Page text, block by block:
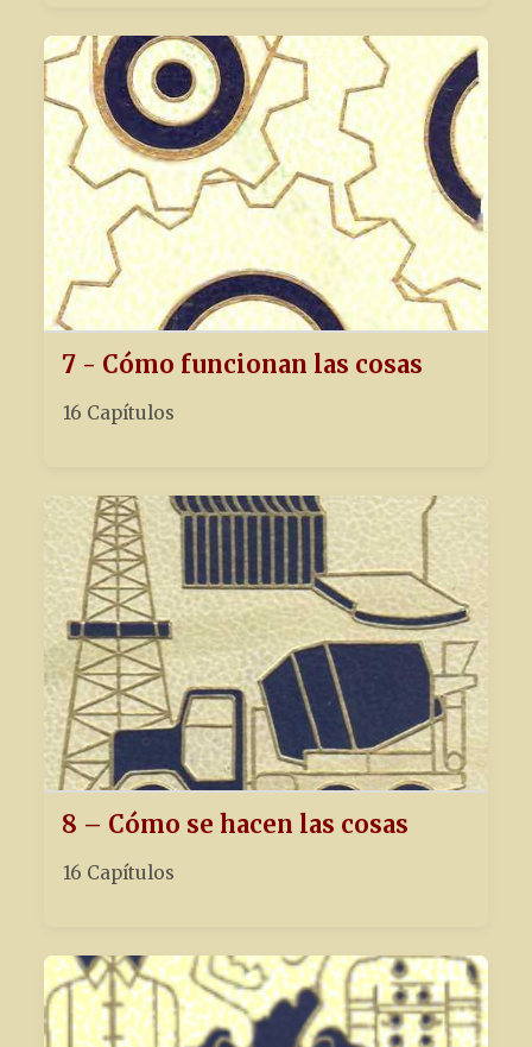
7 - Cómo funcionan las cosas
16 Capítulos
8 – Cómo se hacen las cosas
16 Capítulos